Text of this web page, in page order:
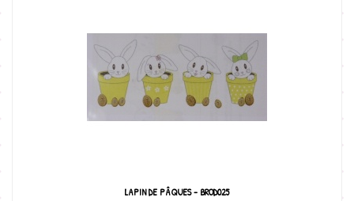
LAPIN DE PÂQUES - BROD025